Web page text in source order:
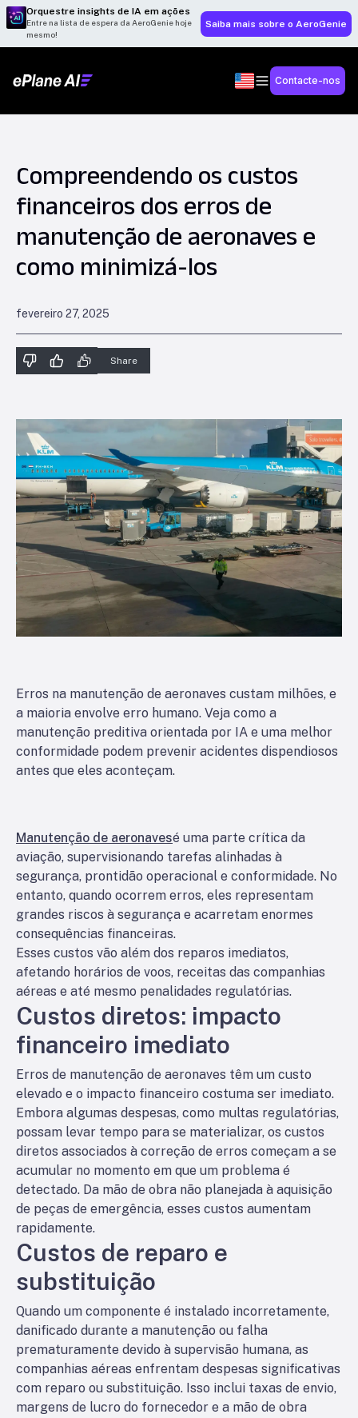
Orquestre insights de IA em ações
Entre na lista de espera da AeroGenie hoje
mesmo!
Saiba mais sobre o AeroGenie
Contacte-nos
Compreendendo os custos
financeiros dos erros de
manutenção de aeronaves e
como minimizá-los
fevereiro 27, 2025
Share
Erros na manutenção de aeronaves custam milhões, e
a maioria envolve erro humano. Veja como a
manutenção preditiva orientada por IA e uma melhor
conformidade podem prevenir acidentes dispendiosos
antes que eles aconteçam.
Manutenção de aeronavesé uma parte crítica da
aviação, supervisionando tarefas alinhadas à
segurança, prontidão operacional e conformidade. No
entanto, quando ocorrem erros, eles representam
grandes riscos à segurança e acarretam enormes
consequências financeiras.
Esses custos vão além dos reparos imediatos,
afetando horários de voos, receitas das companhias
aéreas e até mesmo penalidades regulatórias.
Custos diretos: impacto
financeiro imediato
Erros de manutenção de aeronaves têm um custo
elevado e o impacto financeiro costuma ser imediato.
Embora algumas despesas, como multas regulatórias,
possam levar tempo para se materializar, os custos
diretos associados à correção de erros começam a se
acumular no momento em que um problema é
detectado. Da mão de obra não planejada à aquisição
de peças de emergência, esses custos aumentam
rapidamente.
Custos de reparo e
substituição
Quando um componente é instalado incorretamente,
danificado durante a manutenção ou falha
prematuramente devido à supervisão humana, as
companhias aéreas enfrentam despesas significativas
com reparo ou substituição. Isso inclui taxas de envio,
margens de lucro do fornecedor e a mão de obra